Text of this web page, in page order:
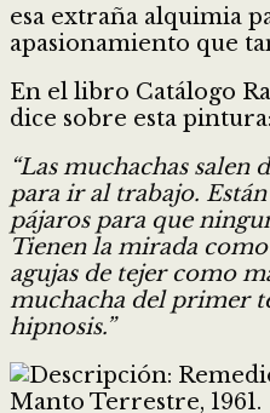
esa extraña alquimia
apasionamiento que
En el libro Catálogo
dice sobre esta pintura:
“Las muchachas salen
para ir al trabajo.
pájaros para que
Tienen la mirada
agujas de tejer como
muchacha del primer
hipnosis.”